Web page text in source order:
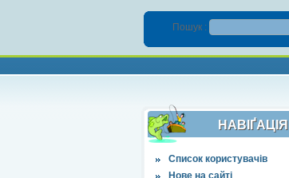
Пошук :
НАВІҐАЦІЯ
Список користувачів
Нове на сайті